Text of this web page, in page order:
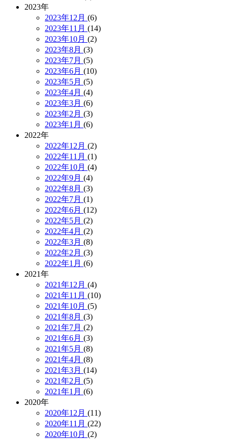
2023年
2023年12月 (6)
2023年11月 (14)
2023年10月 (2)
2023年8月 (3)
2023年7月 (5)
2023年6月 (10)
2023年5月 (5)
2023年4月 (4)
2023年3月 (6)
2023年2月 (3)
2023年1月 (6)
2022年
2022年12月 (2)
2022年11月 (1)
2022年10月 (4)
2022年9月 (4)
2022年8月 (3)
2022年7月 (1)
2022年6月 (12)
2022年5月 (2)
2022年4月 (2)
2022年3月 (8)
2022年2月 (3)
2022年1月 (6)
2021年
2021年12月 (4)
2021年11月 (10)
2021年10月 (5)
2021年8月 (3)
2021年7月 (2)
2021年6月 (3)
2021年5月 (8)
2021年4月 (8)
2021年3月 (14)
2021年2月 (5)
2021年1月 (6)
2020年
2020年12月 (11)
2020年11月 (22)
2020年10月 (2)